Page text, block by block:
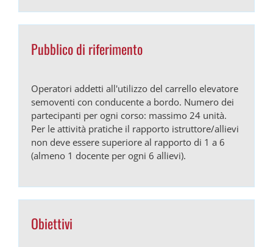
Pubblico di riferimento
Operatori addetti all'utilizzo del carrello elevatore
semoventi con conducente a bordo. Numero dei
partecipanti per ogni corso: massimo 24 unità.
Per le attività pratiche il rapporto istruttore/allievi
non deve essere superiore al rapporto di 1 a 6
(almeno 1 docente per ogni 6 allievi).
Obiettivi